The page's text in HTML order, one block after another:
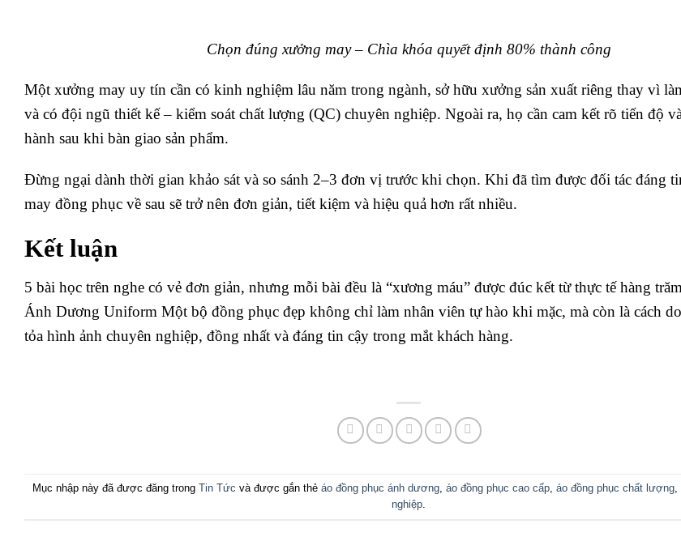
Chọn đúng xưởng may – Chìa khóa quyết định 80% thành công
Một xưởng may uy tín cần có kinh nghiệm lâu năm trong ngành, sở hữu xưởng sản xuất riêng thay vì
và có đội ngũ thiết kế – kiểm soát chất lượng (QC) chuyên nghiệp. Ngoài ra, họ cần cam kết rõ tiến độ
hành sau khi bàn giao sản phẩm.
Đừng ngại dành thời gian khảo sát và so sánh 2–3 đơn vị trước khi chọn. Khi đã tìm được đối tác đáng
may đồng phục về sau sẽ trở nên đơn giản, tiết kiệm và hiệu quả hơn rất nhiều.
Kết luận
5 bài học trên nghe có vẻ đơn giản, nhưng mỗi bài đều là “xương máu” được đúc kết từ thực tế hàng
Ánh Dương Uniform Một bộ đồng phục đẹp không chỉ làm nhân viên tự hào khi mặc, mà còn là cách
tỏa hình ảnh chuyên nghiệp, đồng nhất và đáng tin cậy trong mắt khách hàng.
Mục nhập này đã được đăng trong Tin Tức và được gắn thẻ áo đồng phục ánh dương áo đồng phục cao cấp áo đồng phục chất lượng
nghiệp